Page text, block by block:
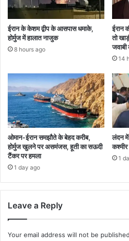
ईरान के केशम द्वीप के आसपास धमाके,
होर्मुज में हालात नाजुक
8 hours ago
ईरान
तो
जवाबी
14
ओमान-ईरान समझौते के बेहद करीब,
होर्मुज खुलने पर असमंजस, हूती का सऊदी
टैंकर पर हमला
1 day ago
लंदन में
कश्मीर
1
Leave a Reply
Your email address will not be